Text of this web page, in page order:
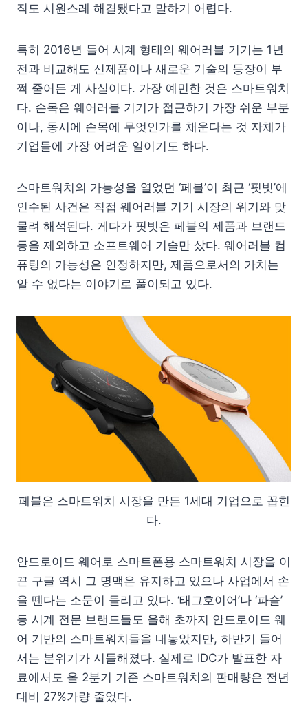
직도 시원스레 해결됐다고 말하기 어렵다.
특히 2016년 들어 시계 형태의 웨어러블 기기는 1년
전과 비교해도 신제품이나 새로운 기술의 등장이 부
쩍 줄어든 게 사실이다. 가장 예민한 것은 스마트워치
다. 손목은 웨어러블 기기가 접근하기 가장 쉬운 부분
이나, 동시에 손목에 무엇인가를 채운다는 것 자체가
기업들에 가장 어려운 일이기도 하다.
스마트워치의 가능성을 열었던 ‘페블’이 최근 ‘핏빗’에
인수된 사건은 직접 웨어러블 기기 시장의 위기와 맞
물려 해석된다. 게다가 핏빗은 페블의 제품과 브랜드
등을 제외하고 소프트웨어 기술만 샀다. 웨어러블 컴
퓨팅의 가능성은 인정하지만, 제품으로서의 가치는
알 수 없다는 이야기로 풀이되고 있다.
페블은 스마트워치 시장을 만든 1세대 기업으로 꼽힌
다.
안드로이드 웨어로 스마트폰용 스마트워치 시장을 이
끈 구글 역시 그 명맥은 유지하고 있으나 사업에서 손
을 뗀다는 소문이 들리고 있다. ‘태그호이어’나 ‘파슬’
등 시계 전문 브랜드들도 올해 초까지 안드로이드 웨
어 기반의 스마트워치들을 내놓았지만, 하반기 들어
서는 분위기가 시들해졌다. 실제로 IDC가 발표한 자
료에서도 올 2분기 기준 스마트워치의 판매량은 전년
대비 27%가량 줄었다.